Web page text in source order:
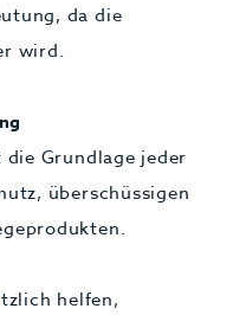
da die
wird.
Grundlage jeder
überschüssigen
helfen,